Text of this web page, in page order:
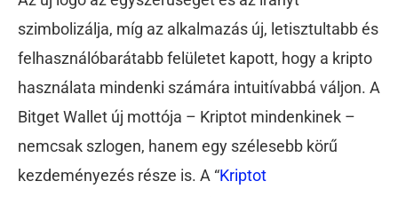
szimbolizálja, míg az alkalmazás új, letisztultabb és
felhasználóbarátabb felületet kapott, hogy a kripto
használata mindenki számára intuitívabbá váljon. A
Bitget Wallet új mottója – Kriptot mindenkinek –
nemcsak szlogen, hanem egy szélesebb körű
kezdeményezés része is. A “Kriptot